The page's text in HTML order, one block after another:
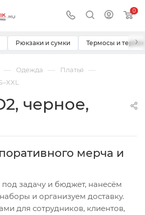
0
Рюкзаки и сумки Термосы и ›
— Одежда — Платья —
черное,
мерча и
задачу и бюджет, нанесём
и организуем доставку.
для сотрудников, клиентов,